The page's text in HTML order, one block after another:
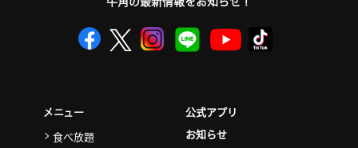
メニュー
食べ放題
公式アプリ
お知らせ